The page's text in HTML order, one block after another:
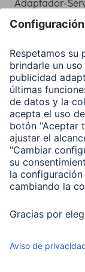
Adaptador-
Clientes online
Conviértete en
Compañía
Historia de la
Hama en todo
Sostenibilidad
Business-